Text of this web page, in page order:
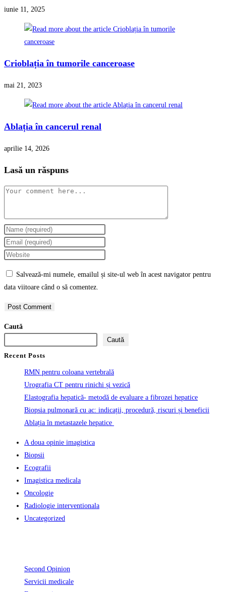
iunie 11, 2025
Crioblația în tumorile canceroase
mai 21, 2023
Ablația în cancerul renal
aprilie 14, 2026
Lasă un răspuns
Comment
Enter
your
name
comment
Enter
your
comment
Enter
(optional)
Salvează-mi numele, emailul și site-ul web în acest navigator pentru
data viitoare când o să comentez.
Caută
Caută
Recent Posts
RMN pentru coloana vertebrală
Urografia CT pentru rinichi și vezică
Elastografia hepatică- metodă de evaluare a fibrozei hepatice
Biopsia pulmonară cu ac: indicații, procedură, riscuri și beneficii
Ablația în metastazele hepatice
A doua opinie imagistica
Biopsii
Ecografii
Imagistica medicala
Oncologie
Radiologie interventionala
Uncategorized
Second Opinion
Servicii medicale